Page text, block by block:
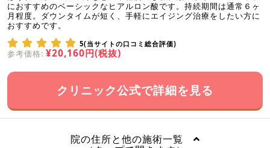
におすすめのベーシックなヒアルロン酸です。持続期間は通常６ヶ
月程度。ダウンタイムが短く、手軽にエイジング治療をしたい方に
おすすめです。
5(当サイトの口コミ総合評価)
参考価格: ¥20,160円(税抜)
クリニック公式で詳細を見る
院の住所と他の施術一覧